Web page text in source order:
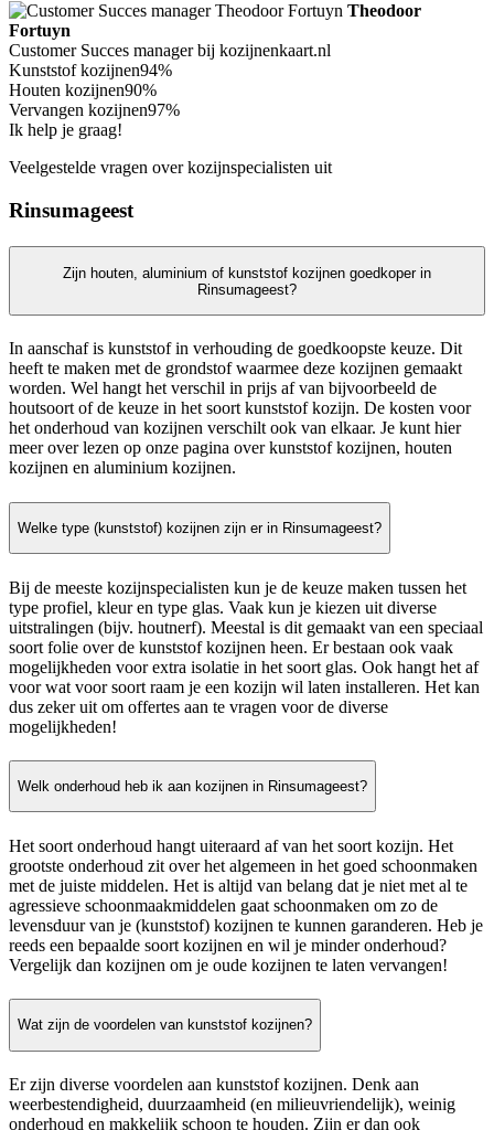
Theodoor
Fortuyn
Customer Succes manager bij kozijnenkaart.nl
Kunststof kozijnen94%
Houten kozijnen90%
Vervangen kozijnen97%
Ik help je graag!
Veelgestelde vragen over kozijnspecialisten uit
Rinsumageest
Zijn houten, aluminium of kunststof kozijnen goedkoper in
Rinsumageest?
In aanschaf is kunststof in verhouding de goedkoopste keuze. Dit
heeft te maken met de grondstof waarmee deze kozijnen gemaakt
worden. Wel hangt het verschil in prijs af van bijvoorbeeld de
houtsoort of de keuze in het soort kunststof kozijn. De kosten voor
het onderhoud van kozijnen verschilt ook van elkaar. Je kunt hier
meer over lezen op onze pagina over kunststof kozijnen, houten
kozijnen en aluminium kozijnen.
Welke type (kunststof) kozijnen zijn er in Rinsumageest?
Bij de meeste kozijnspecialisten kun je de keuze maken tussen het
type profiel, kleur en type glas. Vaak kun je kiezen uit diverse
uitstralingen (bijv. houtnerf). Meestal is dit gemaakt van een speciaal
soort folie over de kunststof kozijnen heen. Er bestaan ook vaak
mogelijkheden voor extra isolatie in het soort glas. Ook hangt het af
voor wat voor soort raam je een kozijn wil laten installeren. Het kan
dus zeker uit om offertes aan te vragen voor de diverse
mogelijkheden!
Welk onderhoud heb ik aan kozijnen in Rinsumageest?
Het soort onderhoud hangt uiteraard af van het soort kozijn. Het
grootste onderhoud zit over het algemeen in het goed schoonmaken
met de juiste middelen. Het is altijd van belang dat je niet met al te
agressieve schoonmaakmiddelen gaat schoonmaken om zo de
levensduur van je (kunststof) kozijnen te kunnen garanderen. Heb je
reeds een bepaalde soort kozijnen en wil je minder onderhoud?
Vergelijk dan kozijnen om je oude kozijnen te laten vervangen!
Wat zijn de voordelen van kunststof kozijnen?
Er zijn diverse voordelen aan kunststof kozijnen. Denk aan
weerbestendigheid, duurzaamheid (en milieuvriendelijk), weinig
onderhoud en makkelijk schoon te houden. Zijn er dan ook